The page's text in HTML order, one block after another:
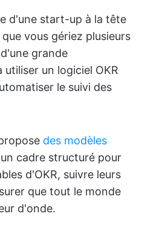
d'une start-up à la tête
vous gériez plusieurs
grande
un logiciel OKR
le suivi des
des modèles
cadre structuré pour
d'OKR, suivre leurs
que tout le monde
d'onde.